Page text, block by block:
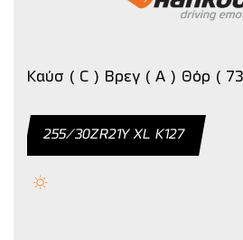
Καύσ ( C ) Βρεγ ( A ) Θόρ (
255/30ZR21Y XL Κ127